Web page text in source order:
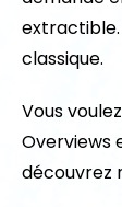
extractible.
classique.
Vous
Overviews
découvrez